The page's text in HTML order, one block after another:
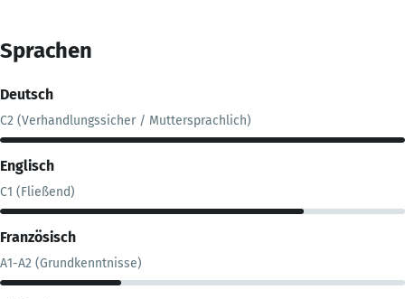
Sprachen
Deutsch
C2 (Verhandlungssicher / Muttersprachlich)
Englisch
C1 (Fließend)
Französisch
A1-A2 (Grundkenntnisse)